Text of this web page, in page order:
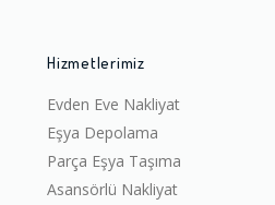
Hizmetlerimiz
Evden Eve Nakliyat
Eşya Depolama
Parça Eşya Taşıma
Asansörlü Nakliyat